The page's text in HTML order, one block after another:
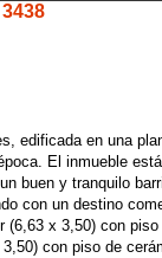
edificada en una
El inmueble
buen y tranquilo
con un destino
(6,63 x 3,50) con
con piso de